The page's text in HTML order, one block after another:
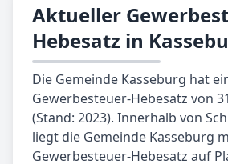
Aktueller
Hebesatz in
Die Gemeinde Kasseburg hat
Gewerbesteuer-Hebesatz von
(Stand: 2023). Innerhalb von
liegt die Gemeinde Kasseburg
Gewerbesteuer-Hebesatz auf